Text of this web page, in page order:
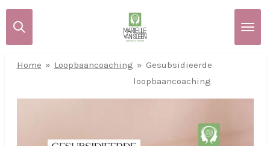
Ga
direct
naar
Home » Loopbaancoaching » Gesubsidieerde
loopbaancoaching